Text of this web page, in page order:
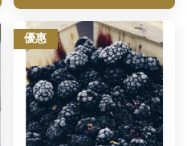
優惠